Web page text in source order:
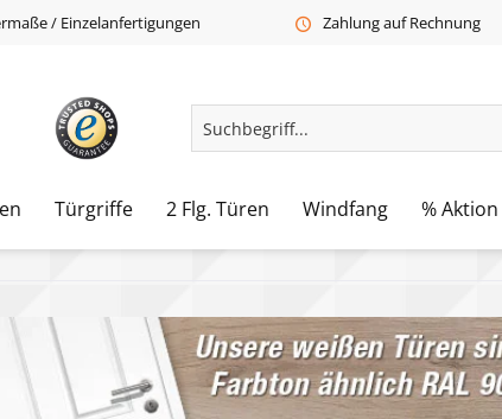
/ Einzelanfertigungen Zahlung auf Rechnung
Türgriffe 2 Flg. Türen Windfang % Aktion